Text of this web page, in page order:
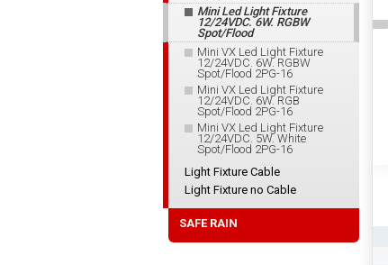
Mini Led Light Fixture
12/24VDC. 6W. RGBW
Spot/Flood
Mini VX Led Light Fixture
12/24VDC. 6W. RGBW
Spot/Flood 2PG-16
Mini VX Led Light Fixture
12/24VDC. 6W. RGB
Spot/Flood 2PG-16
Mini VX Led Light Fixture
12/24VDC. 5W. White
Spot/Flood 2PG-16
Light Fixture Cable
Light Fixture no Cable
SAFE RAIN